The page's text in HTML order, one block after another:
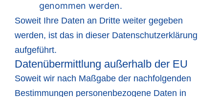
genommen werden.
Soweit Ihre Daten an Dritte weiter gegeben
werden, ist das in dieser Datenschutzerklärung
aufgeführt.
Datenübermittlung außerhalb der EU
Soweit wir nach Maßgabe der nachfolgenden
Bestimmungen personenbezogene Daten in